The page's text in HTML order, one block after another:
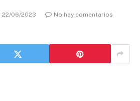
22/06/2023
No hay comentarios